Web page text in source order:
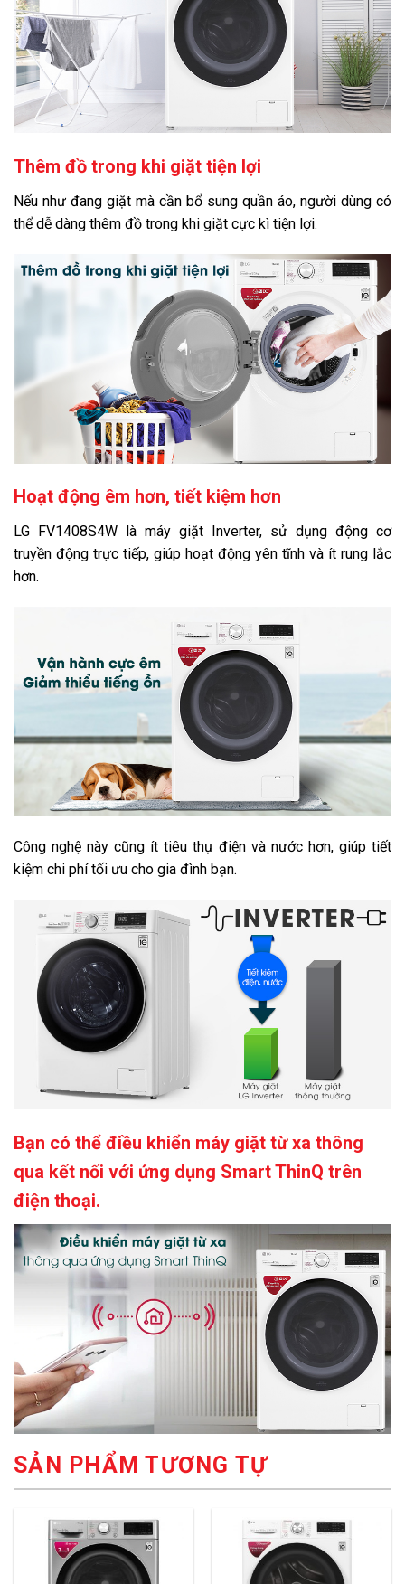
Thêm đồ trong khi giặt tiện lợi
Nếu như đang giặt mà cần bổ sung quần áo, người dùng có
thể dễ dàng thêm đồ trong khi giặt cực kì tiện lợi.
Hoạt động êm hơn, tiết kiệm hơn
LG FV1408S4W là máy giặt Inverter, sử dụng động cơ
truyền động trực tiếp, giúp hoạt động yên tĩnh và ít rung lắc
hơn.
Công nghệ này cũng ít tiêu thụ điện và nước hơn, giúp tiết
kiệm chi phí tối ưu cho gia đình bạn.
Bạn có thể điều khiển máy giặt từ xa thông
qua kết nối với ứng dụng Smart ThinQ trên
điện thoại.
SẢN PHẨM TƯƠNG TỰ